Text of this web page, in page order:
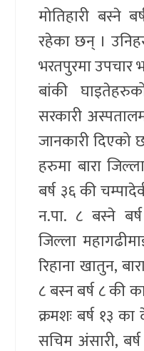
मोतिहारी बस्ने
रहेका छन् ।
भरतपुरमा उपचार
बांकी
सरकारी
जानकारी दिएको
हरुमा बारा
बर्ष ३६ की
न.पा. ८ बस्ने
जिल्ला
रिहाना खातुन,
८ बस्न बर्ष ८ की
क्रमशः बर्ष १३
सचिम अंसारी,